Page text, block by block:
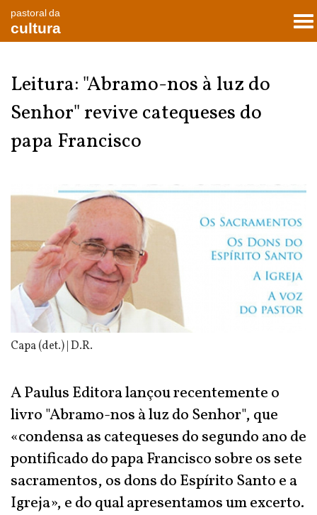
pastoral da
cultura
Leitura: "Abramo-nos à luz do
Senhor" revive catequeses do
papa Francisco
Capa (det.) | D.R.
A Paulus Editora lançou recentemente o
livro "Abramo-nos à luz do Senhor", que
«condensa as catequeses do segundo ano de
pontificado do papa Francisco sobre os sete
sacramentos, os dons do Espírito Santo e a
Igreja», e do qual apresentamos um excerto.